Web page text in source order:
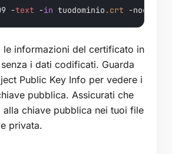
-text -in tuodominio .crt
le informazioni del certificato in
i dati codificati. Guarda
Public Key Info per vedere i
pubblica. Assicurati che
chiave pubblica nei tuoi file
privata.